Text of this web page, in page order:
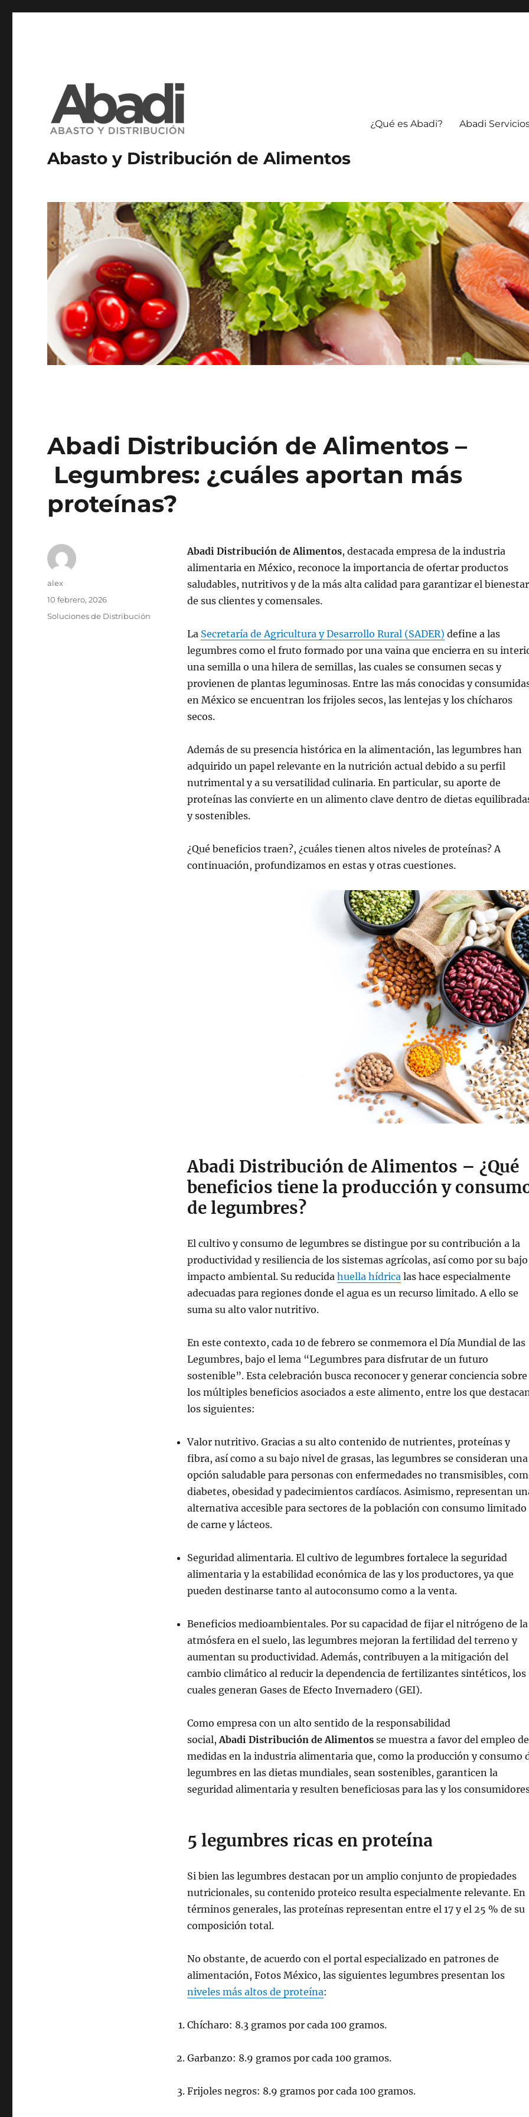
Abasto y Distribución de Alimentos
¿Qué es Abadi? Abadi
Abadi Distribución de Alimentos –
Legumbres: ¿cuáles aportan más
proteínas?
Abadi Distribución de Alimentos, destacada empresa de la industria
alimentaria en México, reconoce la importancia de ofertar productos
saludables, nutritivos y de la más alta calidad para garantizar el bienestar
de sus clientes y comensales.
La Secretaría de Agricultura y Desarrollo Rural (SADER) define a las
legumbres como el fruto formado por una vaina que encierra en su
una semilla o una hilera de semillas, las cuales se consumen secas y
provienen de plantas leguminosas. Entre las más conocidas y
en México se encuentran los frijoles secos, las lentejas y los chícharos
secos.
Además de su presencia histórica en la alimentación, las legumbres han
adquirido un papel relevante en la nutrición actual debido a su perfil
nutrimental y a su versatilidad culinaria. En particular, su aporte de
proteínas las convierte en un alimento clave dentro de dietas
y sostenibles.
¿Qué beneficios traen?, ¿cuáles tienen altos niveles de proteínas? A
continuación, profundizamos en estas y otras cuestiones.
Abadi Distribución de Alimentos – ¿Qué
beneficios tiene la producción y
de legumbres?
El cultivo y consumo de legumbres se distingue por su contribución a la
productividad y resiliencia de los sistemas agrícolas, así como por su bajo
impacto ambiental. Su reducida huella hídrica las hace especialmente
adecuadas para regiones donde el agua es un recurso limitado. A ello se
suma su alto valor nutritivo.
En este contexto, cada 10 de febrero se conmemora el Día Mundial de las
Legumbres, bajo el lema “Legumbres para disfrutar de un futuro
sostenible”. Esta celebración busca reconocer y generar conciencia sobre
los múltiples beneficios asociados a este alimento, entre los que
los siguientes:
Valor nutritivo. Gracias a su alto contenido de nutrientes, proteínas y
fibra, así como a su bajo nivel de grasas, las legumbres se consideran una
opción saludable para personas con enfermedades no transmisibles,
diabetes, obesidad y padecimientos cardíacos. Asimismo, representan
alternativa accesible para sectores de la población con consumo limitado
de carne y lácteos.
Seguridad alimentaria. El cultivo de legumbres fortalece la seguridad
alimentaria y la estabilidad económica de las y los productores, ya que
pueden destinarse tanto al autoconsumo como a la venta.
Beneficios medioambientales. Por su capacidad de fijar el nitrógeno de la
atmósfera en el suelo, las legumbres mejoran la fertilidad del terreno y
aumentan su productividad. Además, contribuyen a la mitigación del
cambio climático al reducir la dependencia de fertilizantes sintéticos, los
cuales generan Gases de Efecto Invernadero (GEI).
Como empresa con un alto sentido de la responsabilidad
social, Abadi Distribución de Alimentosse muestra a favor del empleo de
medidas en la industria alimentaria que, como la producción y consumo
legumbres en las dietas mundiales, sean sostenibles, garanticen la
seguridad alimentaria y resulten beneficiosas para las y los
5 legumbres ricas en proteína
Si bien las legumbres destacan por un amplio conjunto de propiedades
nutricionales, su contenido proteico resulta especialmente relevante. En
términos generales, las proteínas representan entre el 17 y el 25 % de su
composición total.
No obstante, de acuerdo con el portal especializado en patrones de
alimentación, Fotos México, las siguientes legumbres presentan los
niveles más altos de proteína:
Chícharo: 8.3 gramos por cada 100 gramos.
Garbanzo: 8.9 gramos por cada 100 gramos.
Frijoles negros: 8.9 gramos por cada 100 gramos.
Autor
alex
Publicado
10 febrero, 2026
Categorías
Soluciones de Distribución